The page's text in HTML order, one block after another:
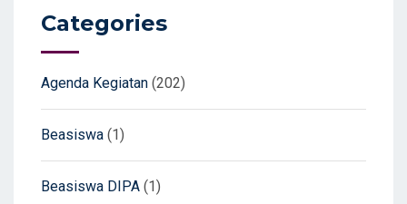
Categories
Agenda Kegiatan (202)
Beasiswa (1)
Beasiswa DIPA (1)